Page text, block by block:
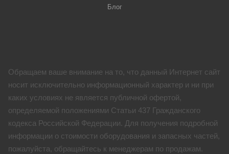
Блог
Обращаем ваше внимание на то, что данный Интернет сайт
носит исключительно информационный характер и ни при
каких условиях не является публичной офертой,
определяемой положениями Статьи 437 Гражданского
кодекса Российской Федерации. Для получения подробной
информации о стоимости оборудования и запасных частей,
пожалуйста, обращайтесь к менеджерам по продажам.